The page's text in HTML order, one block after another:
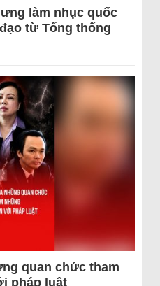
làm nhục quốc
từ Tổng thống
quan chức tham
pháp luật